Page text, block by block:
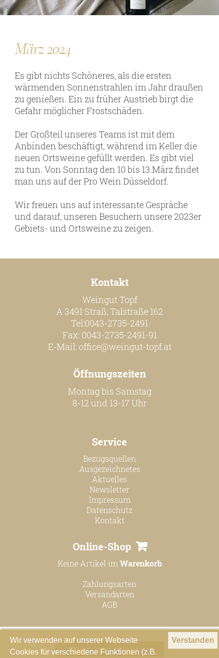
Wir verwenden auf unserer Webseite
Cookies für verschiedene Funktionen (z.B.
Verstanden
Persönlichkeiten
Guts- und Gebietsweine
Ortsweine
Lagenweine
Erste Lagen
Schaumweine
Säfte & Spirituosen
Service
Online Shop
Ausgezeichnetes
Aktuelles
Newsletter
Impressum
Datenschutz
Kontakt
März 2024
Es gibt nichts Schöneres, als die ersten
wärmenden Sonnenstrahlen im Jahr draußen
zu genießen. Ein zu früher Austrieb birgt die
Gefahr möglicher Frostschäden.
Der Großteil unseres Teams ist mit dem
Anbinden beschäftigt, während im Keller die
neuen Ortsweine gefüllt werden. Es gibt viel
zu tun. Von Sonntag den 10 bis 13.März findet
man uns auf der Pro Wein Düsseldorf.
Wir freuen uns auf interessante Gespräche
und darauf, unseren Besuchern unsere 2023er
Gebiets- und Ortsweine zu zeigen.
Kontakt
Weingut Topf
A 3491 Straß, Talstraße 162
Tel:0043-2735-2491
Fax: 0043-2735-2491-91
E-Mail: office@weingut-topf.at
Öffnungszeiten
Montag bis Samstag
8-12 und 13-17 Uhr
Service
Bezugsquellen
Ausgezeichnetes
Aktuelles
Newsletter
Impressum
Datenschutz
Kontakt
Online-Shop
Keine Artikel im Warenkorb
Zahlungsarten
Versandarten
AGB
Newsletter-Anmeldung